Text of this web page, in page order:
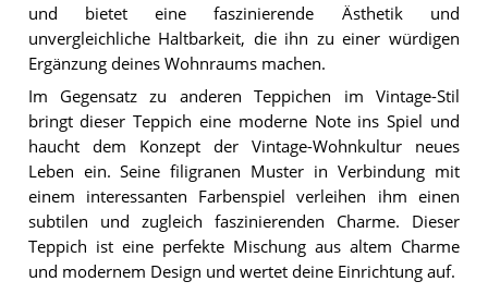
und bietet eine faszinierende Ästhetik und
unvergleichliche Haltbarkeit, die ihn zu einer würdigen
Ergänzung deines Wohnraums machen.
Im Gegensatz zu anderen Teppichen im Vintage-Stil
bringt dieser Teppich eine moderne Note ins Spiel und
haucht dem Konzept der Vintage-Wohnkultur neues
Leben ein. Seine filigranen Muster in Verbindung mit
einem interessanten Farbenspiel verleihen ihm einen
subtilen und zugleich faszinierenden Charme. Dieser
Teppich ist eine perfekte Mischung aus altem Charme
und modernem Design und wertet deine Einrichtung auf.